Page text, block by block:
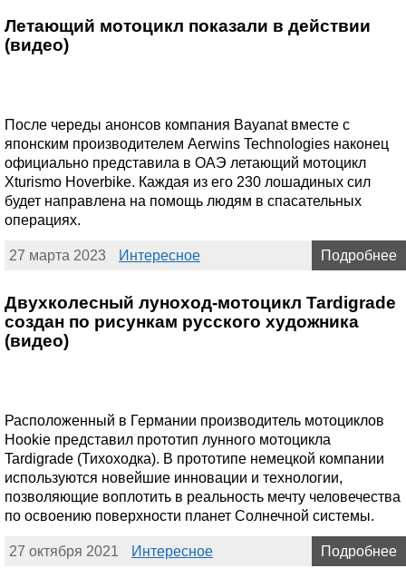
Летающий мотоцикл показали в действии
(видео)
После череды анонсов компания Bayanat вместе с
японским производителем Aerwins Technologies наконец
официально представила в ОАЭ летающий мотоцикл
Xturismo Hoverbike. Каждая из его 230 лошадиных сил
будет направлена на помощь людям в спасательных
операциях.
27 марта 2023 Интересное Подробнее
Двухколесный луноход-мотоцикл Tardigrade
создан по рисункам русского художника
(видео)
Расположенный в Германии производитель мотоциклов
Hookie представил прототип лунного мотоцикла
Tardigrade (Тихоходка). В прототипе немецкой компании
используются новейшие инновации и технологии,
позволяющие воплотить в реальность мечту человечества
по освоению поверхности планет Солнечной системы.
27 октября 2021 Интересное Подробнее